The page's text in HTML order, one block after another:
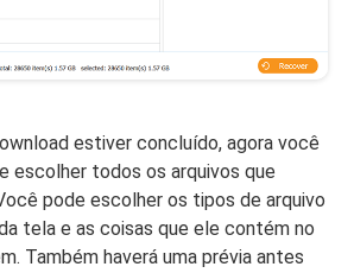
estiver concluído, agora você
escolher todos os arquivos que
pode escolher os tipos de arquivo
tela e as coisas que ele contém no
Também haverá uma prévia antes